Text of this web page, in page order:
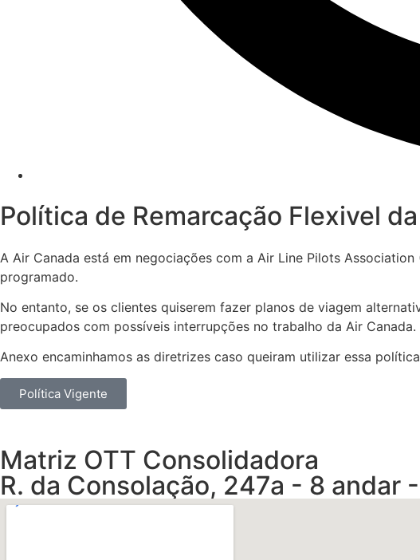
Política de Remarcação Flexivel
A Air Canada está em negociações com a Air Line Pilots
programado.
No entanto, se os clientes quiserem fazer planos de viagem
preocupados com possíveis interrupções no trabalho da Air Canada.
Anexo encaminhamos as diretrizes caso queiram utilizar essa
Política Vigente
Matriz OTT Consolidadora
R. da Consolação, 247a - 8 andar